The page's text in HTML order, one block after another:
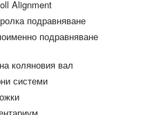
Alignment
подравняване
подравняване
коляновия вал
системи